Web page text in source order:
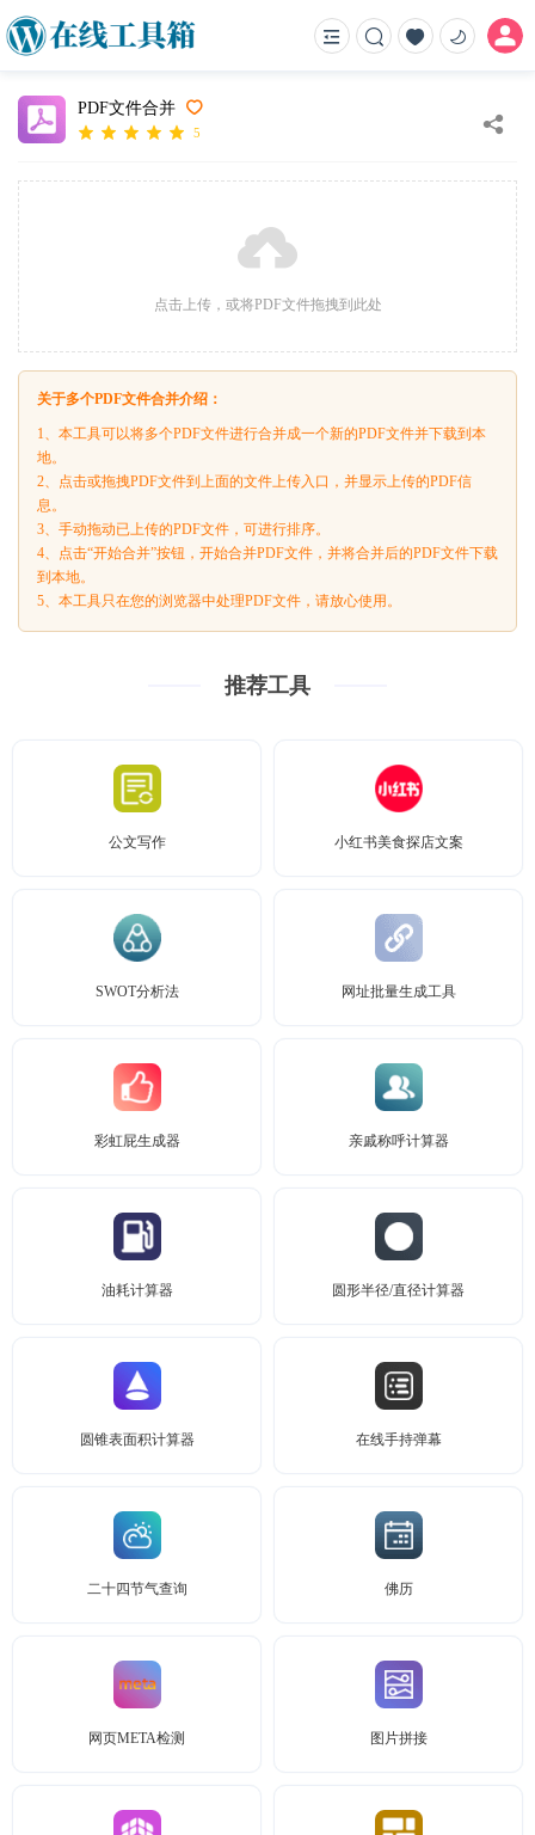
PDF文件合并
5
点击上传，或将PDF文件拖拽到此处
关于多个PDF文件合并介绍：
1、本工具可以将多个PDF文件进行合并成一个新的PDF文件并下载到本
地。
2、点击或拖拽PDF文件到上面的文件上传入口，并显示上传的PDF信
息。
3、手动拖动已上传的PDF文件，可进行排序。
4、点击“开始合并”按钮，开始合并PDF文件，并将合并后的PDF文件下载
到本地。
5、本工具只在您的浏览器中处理PDF文件，请放心使用。
推荐工具
公文写作 小红书美食探店文案
SWOT分析法 网址批量生成工具
彩虹屁生成器 亲戚称呼计算器
油耗计算器 圆形半径/直径计算器
圆锥表面积计算器 在线手持弹幕
二十四节气查询 佛历
网页META检测 图片拼接